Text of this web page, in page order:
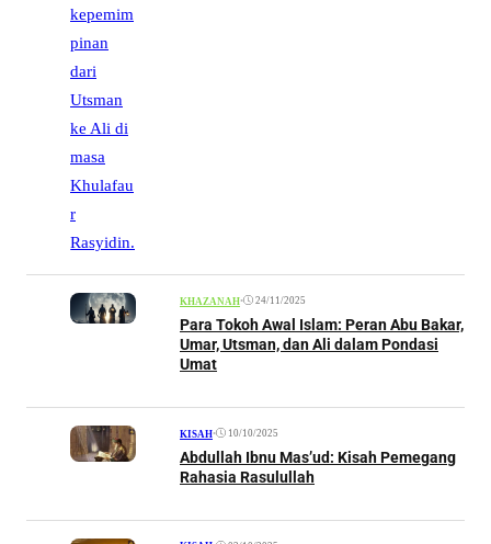
KHAZANAH• 24/11/2025
Para Tokoh Awal Islam: Peran Abu Bakar,
Umar, Utsman, dan Ali dalam Pondasi
Umat
KISAH• 10/10/2025
Abdullah Ibnu Mas’ud: Kisah Pemegang
Rahasia Rasulullah